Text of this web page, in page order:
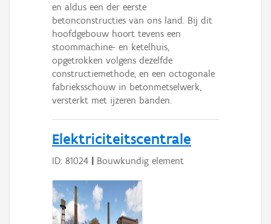
en aldus een der eerste
betonconstructies van ons land. Bij dit
hoofdgebouw hoort tevens een
stoommachine- en ketelhuis,
opgetrokken volgens dezelfde
constructiemethode, en een octogonale
fabrieksschouw in betonmetselwerk,
versterkt met ijzeren banden.
Elektriciteitscentrale
ID: 81024 Bouwkundig element